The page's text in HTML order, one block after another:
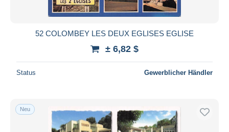
52 COLOMBEY LES DEUX EGLISES EGLISE
± 6,82 $
Status Gewerblicher Händler
Neu